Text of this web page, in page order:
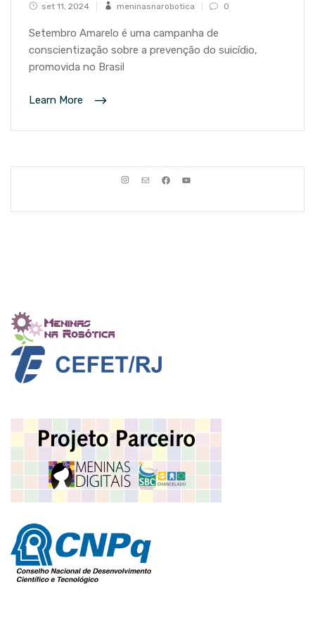
set 11, 2024 meninasnarobotica 0
Setembro Amarelo é uma campanha de
conscientização sobre a prevenção do suicídio,
promovida no Brasil
Learn More